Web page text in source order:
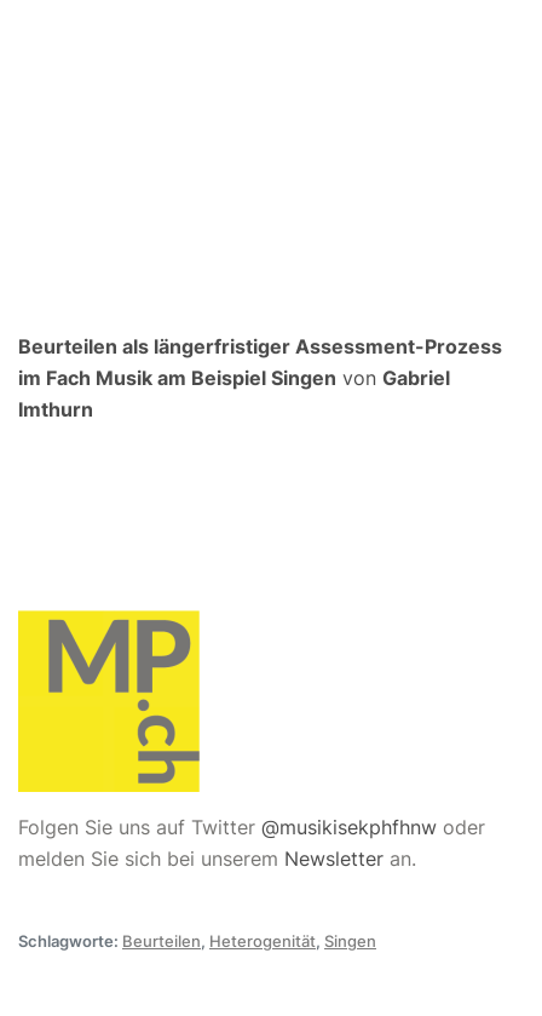
Beurteilen als längerfristiger Assessment-Prozess
im Fach Musik am Beispiel Singen von Gabriel
Imthurn
Folgen Sie uns auf Twitter @musikisekphfhnw oder
melden Sie sich bei unserem Newsletter an.
Schlagworte: Beurteilen, Heterogenität, Singen